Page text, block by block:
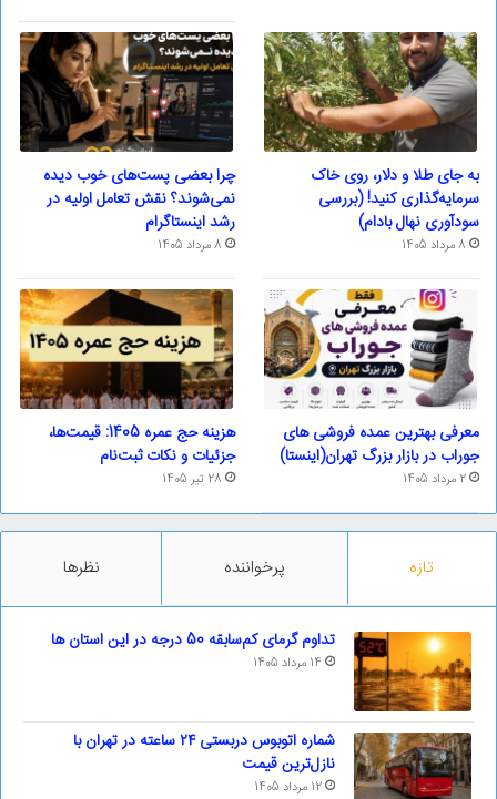
به جای طلا و دلار، روی خاک
سرمایه‌گذاری کنید! (بررسی
سودآوری نهال بادام)
8 مرداد 1405
چرا بعضی پست‌های خوب دیده
نمی‌شوند؟ نقش تعامل اولیه در
رشد اینستاگرام
8 مرداد 1405
معرفی بهترین عمده فروشی های
جوراب در بازار بزرگ تهران(اینستا)
2 مرداد 1405
هزینه حج عمره 1405: قیمت‌ها،
جزئیات و نکات ثبت‌نام
28 تیر 1405
تازه پرخواننده نظرها
تداوم گرمای کم‌سابقه 50 درجه در این استان ها
14 مرداد 1405
شماره اتوبوس دربستی ۲۴ ساعته در تهران با
نازل‌ترین قیمت
12 مرداد 1405